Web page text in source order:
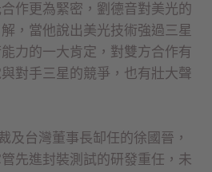
作更為緊密，劉德音對美光的
，當他說出美光技術強過三星
力的一大肯定，對雙方合作有
對手三星的競爭，也有壯大聲
及台灣董事長缷任的徐國晉，
先進封裝測試的研發重任，未